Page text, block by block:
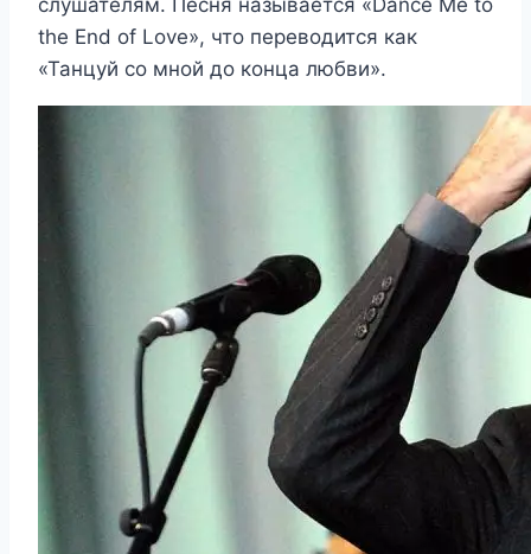
слушателям. Песня называется «Dance Me to
the End of Love», что переводится как
«Танцуй со мной до конца любви».